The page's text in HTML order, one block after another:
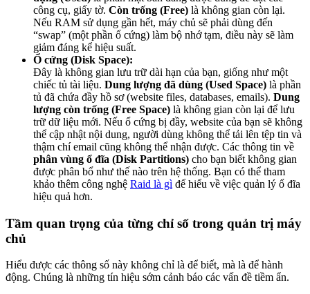
công cụ, giấy tờ. Còn trống (Free) là không gian còn lại.
Nếu RAM sử dụng gần hết, máy chủ sẽ phải dùng đến
“swap” (một phần ổ cứng) làm bộ nhớ tạm, điều này sẽ làm
giảm đáng kể hiệu suất.
Ổ cứng (Disk Space):
Đây là không gian lưu trữ dài hạn của bạn, giống như một
chiếc tủ tài liệu. Dung lượng đã dùng (Used Space) là phần
tủ đã chứa đầy hồ sơ (website files, databases, emails). Dung
lượng còn trống (Free Space) là không gian còn lại để lưu
trữ dữ liệu mới. Nếu ổ cứng bị đầy, website của bạn sẽ không
thể cập nhật nội dung, người dùng không thể tải lên tệp tin và
thậm chí email cũng không thể nhận được. Các thông tin về
phân vùng ổ đĩa (Disk Partitions) cho bạn biết không gian
được phân bổ như thế nào trên hệ thống. Bạn có thể tham
khảo thêm công nghệ Raid là gì để hiểu về việc quản lý ổ đĩa
hiệu quả hơn.
Tầm quan trọng của từng chỉ số trong quản trị máy
chủ
Hiểu được các thông số này không chỉ là để biết, mà là để hành
động. Chúng là những tín hiệu sớm cảnh báo các vấn đề tiềm ẩn.